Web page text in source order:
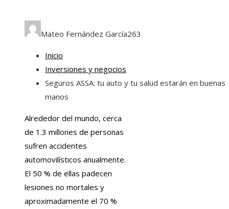
Mateo Fernández García263
Inicio
Inversiones y negocios
Seguros ASSA: tu auto y tu salud estarán en buenas
manos
Alrededor del mundo, cerca
de 1.3 millones de personas
sufren accidentes
automovilísticos anualmente.
El 50 % de ellas padecen
lesiones no mortales y
aproximadamente el 70 %